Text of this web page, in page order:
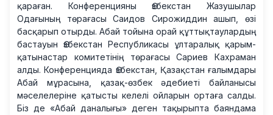
қараған. Конференцияны Өзбекстан Жазушылар
Одағының төрағасы Саидов Сирожиддин ашып, өзі
басқарып отырды. Абай тойына орай құттықтаулардың
бастауын Өзбекстан Республикасы ұлтаралық қарым-
қатынастар комитетінің төрағасы Сариев Кахраман
алды. Конференцияда Өзбекстан, Қазақстан ғалымдары
Абай мұрасына, қазақ-өзбек әдебиеті байланысы
мәселелеріне қатысты келелі ойларын ортаға салды.
Біз де «Абай даналығы» деген тақырыпта баяндама